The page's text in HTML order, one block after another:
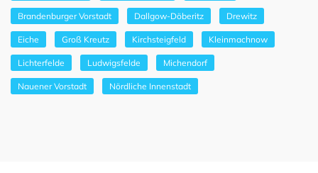
Brandenburger Vorstadt Dallgow-Döberitz Drewitz
Eiche Groß Kreutz Kirchsteigfeld Kleinmachnow
Lichterfelde Ludwigsfelde Michendorf
Nauener Vorstadt Nördliche Innenstadt